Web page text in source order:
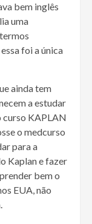
bem inglês
uma
foi a única
ainda tem
a estudar
curso KAPLAN
o medcurso
para a
Kaplan e fazer
bem o
EUA, não